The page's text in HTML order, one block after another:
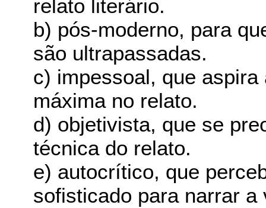
relato literário.
b) pós-moderno, para
são ultrapassadas.
c) impessoal, que
máxima no relato.
d) objetivista, que se
técnica do relato.
e) autocrítico, que
sofisticado para narrar a